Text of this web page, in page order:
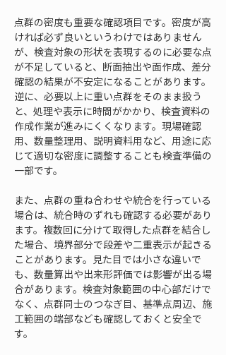
点群の密度も重要な確認項目です。密度が高
ければ必ず良いというわけではありません
が、検査対象の形状を表現するのに必要な点
が不足していると、断面抽出や面作成、差分
確認の結果が不安定になることがあります。
逆に、必要以上に重い点群をそのまま扱う
と、処理や表示に時間がかかり、検査資料の
作成作業が進みにくくなります。現場確認
用、数量整理用、説明資料用など、用途に応
じて適切な密度に調整することも検査準備の
一部です。
また、点群の重ね合わせや統合を行っている
場合は、統合時のずれも確認する必要があり
ます。複数回に分けて取得した点群を結合し
た場合、境界部分で段差や二重表示が起きる
ことがあります。見た目では小さな違いで
も、数量算出や出来形評価では影響が出る場
合があります。検査対象範囲の中心部だけで
なく、点群同士のつなぎ目、基準点周辺、施
工範囲の端部なども確認しておくと安全で
す。